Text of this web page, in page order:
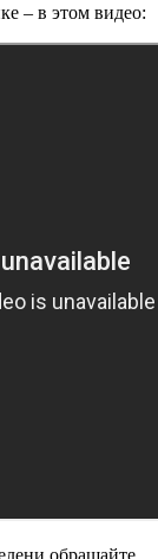
– в этом видео:
обращайте